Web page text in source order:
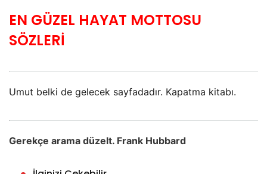
EN GÜZEL HAYAT MOTTOSU
SÖZLERİ
Umut belki de gelecek sayfadadır. Kapatma kitabı.
Gerekçe arama düzelt. Frank Hubbard